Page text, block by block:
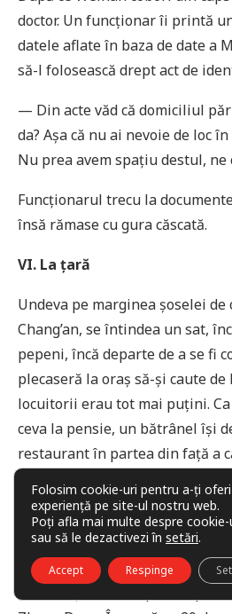
doctor. Un funcționar îi printă
datele aflate în baza de date a
să-l folosească drept act de
— Din acte văd că domiciliul
da? Așa că nu ai nevoie de loc
Nu prea avem spațiu destul, ne
Funcționarul trecu la
însă rămase cu gura căscată.
VI. La țară
Undeva pe marginea șoselei
Chang’an, se întindea un sat,
pepeni, încă departe de a se fi
plecaseră la oraș să-și caute de
locuitorii erau tot mai puțini. Ca
ceva la pensie, un bătrânel își
restaurant în partea din față a
Era bunicul lui Weihan. După
acasă, Weihan și Han Dan se
local. Deși bătrânul îl iubea pe
nu același lucru se putea spune
Folosim cookie-uri pentru a-ți
experiență pe site-ul nostru web.
Poți afla mai multe despre
sau să le dezactivezi în setări.
Accept Respinge